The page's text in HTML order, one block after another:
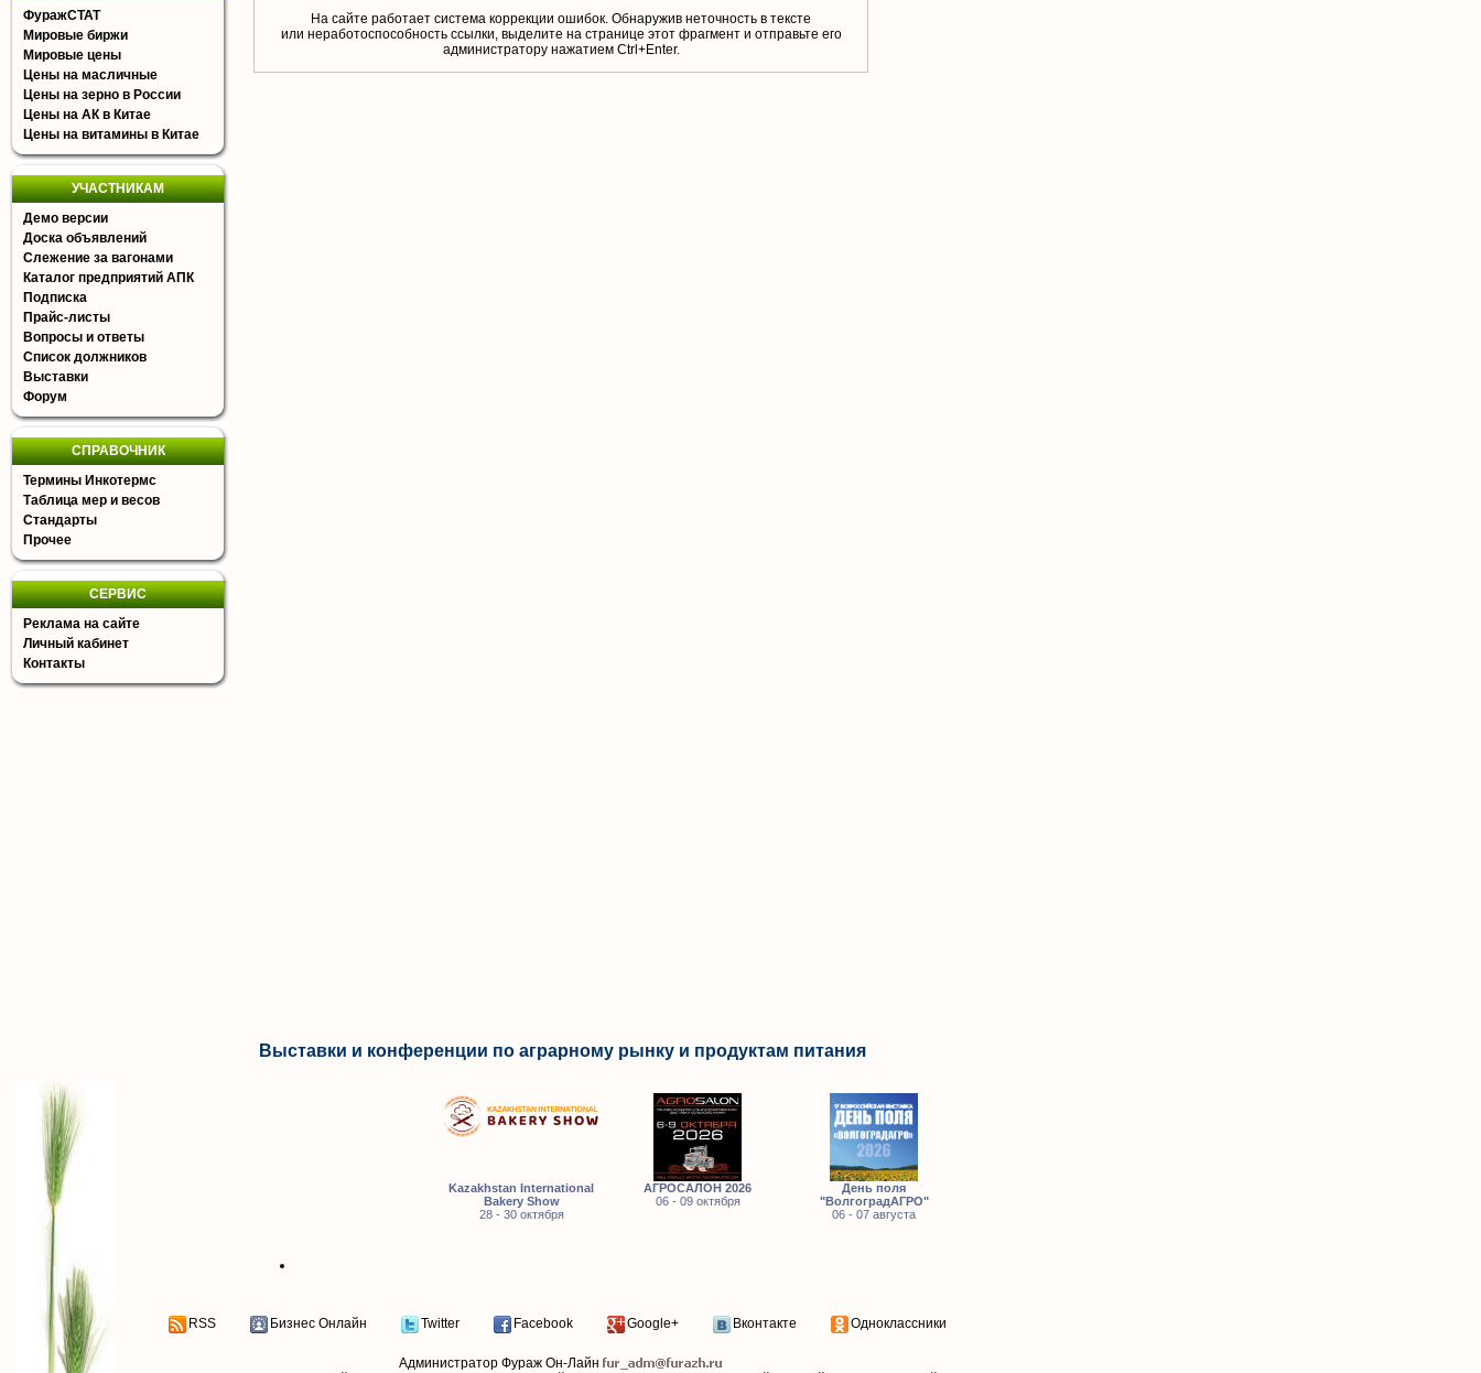
ФуражСТАТ
Мировые биржи
Мировые цены
Цены на масличные
Цены на зерно в России
Цены на АК в Китае
Цены на витамины в Китае
УЧАСТНИКАМ
Демо версии
Доска объявлений
Слежение за вагонами
Каталог предприятий АПК
Подписка
Прайс-листы
Вопросы и ответы
Список должников
Выставки
Форум
СПРАВОЧНИК
Термины Инкотермс
Таблица мер и весов
Стандарты
Прочее
СЕРВИС
Реклама на сайте
Личный кабинет
Контакты
На сайте работает система коррекции ошибок. Обнаружив неточность в тексте
или неработоспособность ссылки, выделите на странице этот фрагмент и отправьте его
aдминистратору нажатием Ctrl+Enter.
Выставки и конференции по аграрному рынку и продуктам питания
Kazakhstan International
Bakery Show
28 - 30 октября
АГРОСАЛОН 2026
06 - 09 октября
День поля
"ВолгоградАГРО"
06 - 07 августа
RSS Бизнес Онлайн Twitter Facebook Google+ Вконтакте Одноклассники
Администратор Фураж Он-Лайн